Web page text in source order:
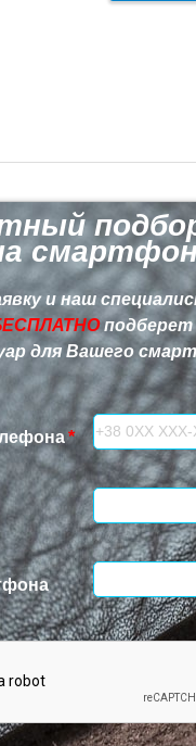
и наш
для Вашего